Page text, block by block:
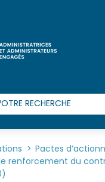
> Pactes
renforcement du